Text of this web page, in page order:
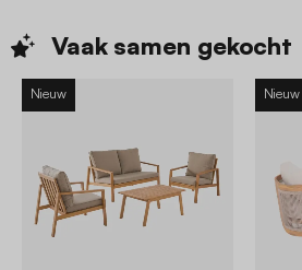
Vaak samen gekocht
Nieuw Nieuw